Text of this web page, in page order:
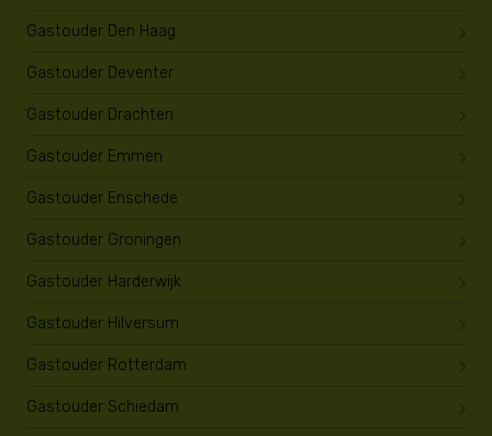
Gastouder Den Haag
Gastouder Deventer
Gastouder Drachten
Gastouder Emmen
Gastouder Enschede
Gastouder Groningen
Gastouder Harderwijk
Gastouder Hilversum
Gastouder Rotterdam
Gastouder Schiedam